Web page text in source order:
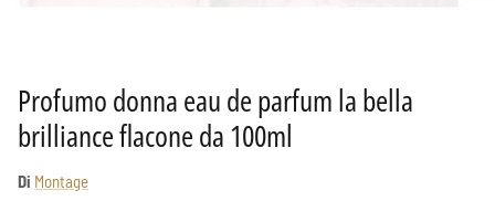
Profumo donna eau de parfum la bella
brilliance flacone da 100ml
Di Montage